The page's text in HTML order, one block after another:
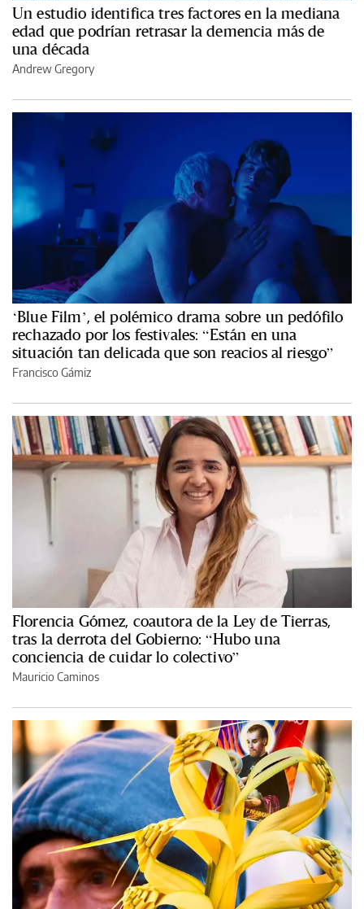
Un estudio identifica tres factores en la mediana
edad que podrían retrasar la demencia más de
una década
Andrew Gregory
‘Blue Film’, el polémico drama sobre un pedófilo
rechazado por los festivales: “Están en una
situación tan delicada que son reacios al riesgo”
Francisco Gámiz
Florencia Gómez, coautora de la Ley de Tierras,
tras la derrota del Gobierno: “Hubo una
conciencia de cuidar lo colectivo”
Mauricio Caminos